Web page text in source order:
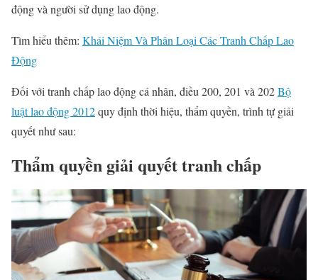
động và người sử dụng lao động.
Tìm hiểu thêm: Khái Niệm Và Phân Loại Các Tranh Chấp Lao
Động
Đối với tranh chấp lao động cá nhân, điều 200, 201 và 202Bộ
luật lao động 2012quy định thời hiệu, thẩm quyền, trình tự giải
quyết như sau:
Thẩm quyền giải quyết tranh chấp